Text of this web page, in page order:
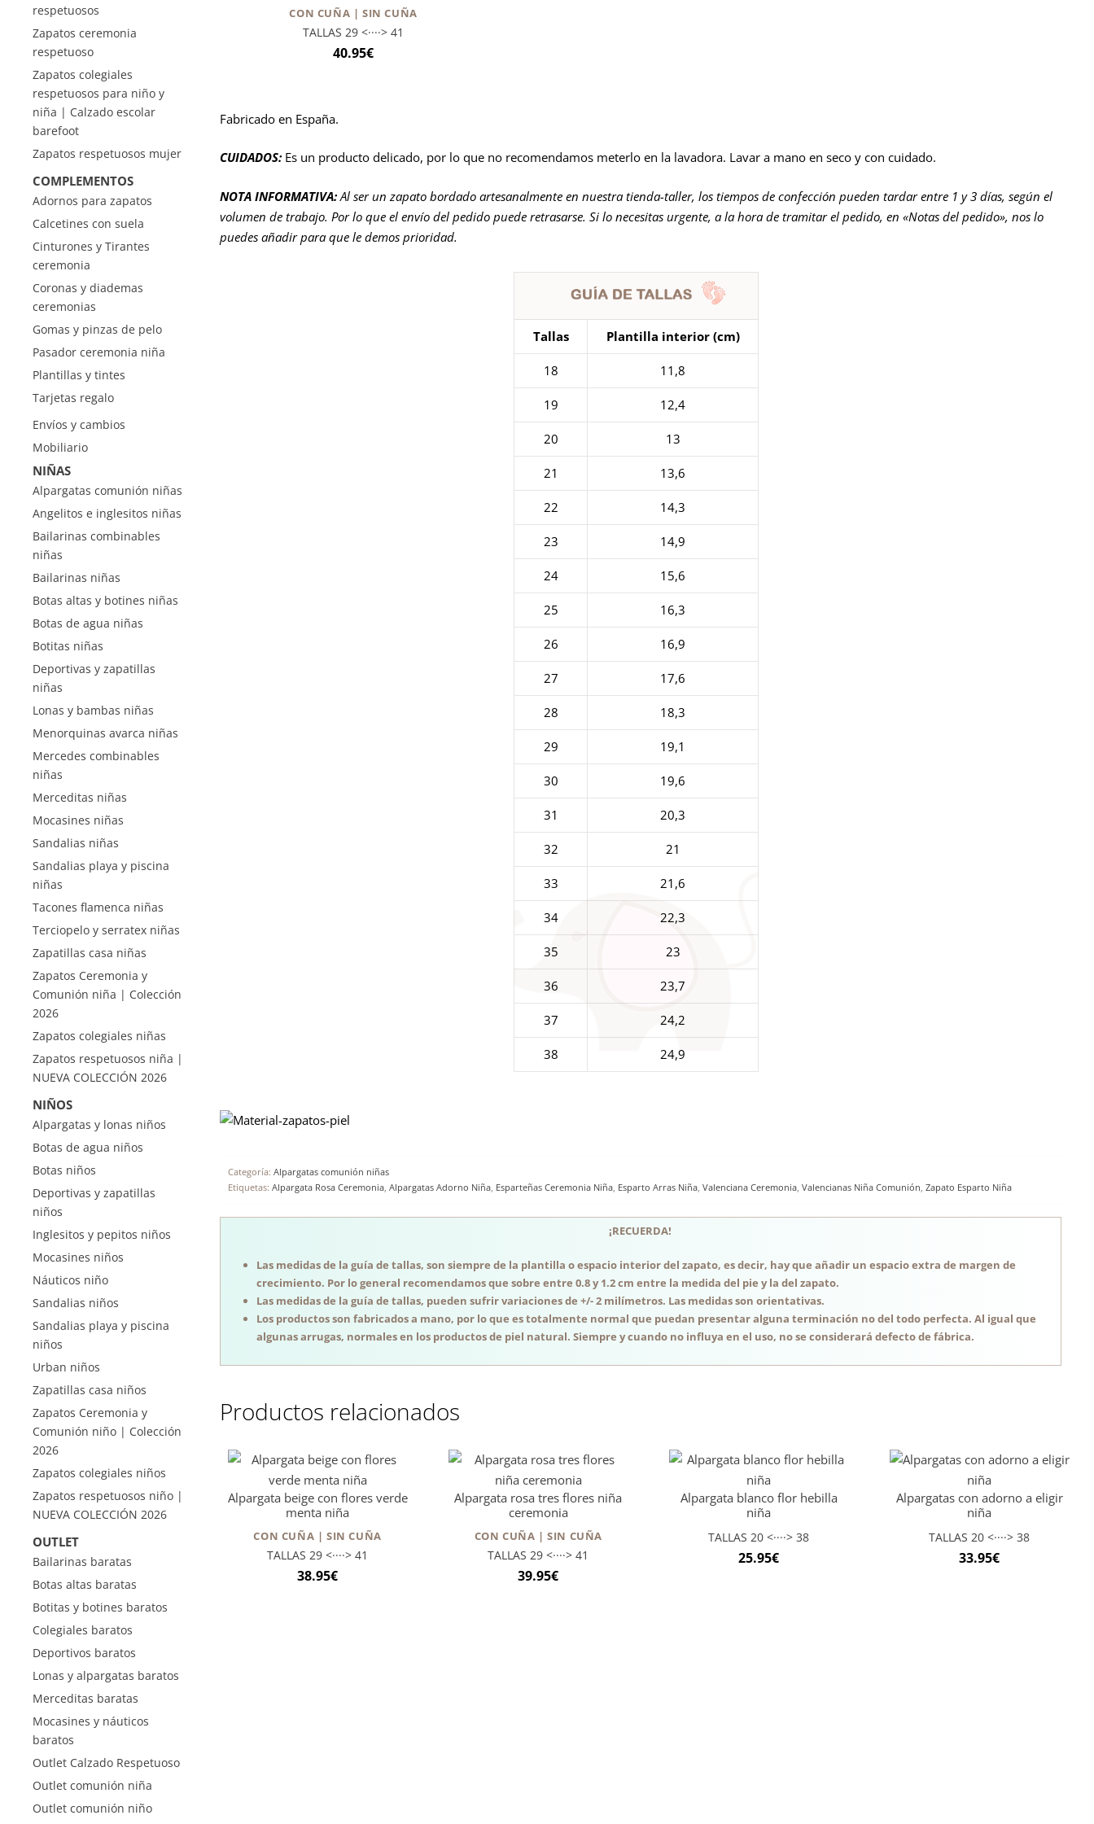
CON CUÑA | SIN CUÑA
TALLAS 29 <····> 41
40.95€
Fabricado en España.
CUIDADOS: Es un producto delicado, por lo que no recomendamos meterlo en la lavadora. Lavar a mano en seco y con cuidado.
NOTA INFORMATIVA: Al ser un zapato bordado artesanalmente en nuestra tienda-taller, los tiempos de confección pueden tardar entre 1 y 3 días, según el
volumen de trabajo. Por lo que el envío del pedido puede retrasarse. Si lo necesitas urgente, a la hora de tramitar el pedido, en «Notas del pedido», nos lo
puedes añadir para que le demos prioridad.
Tallas Plantilla interior (cm)
18 11,8
19 12,4
20 13
21 13,6
22 14,3
23 14,9
24 15,6
25 16,3
26 16,9
27 17,6
28 18,3
29 19,1
30 19,6
31 20,3
32 21
33 21,6
34 22,3
35 23
36 23,7
37 24,2
38 24,9
Categoría: Alpargatas comunión niñas
Etiquetas: Alpargata Rosa Ceremonia, Alpargatas Adorno Niña, Esparteñas Ceremonia Niña, Esparto Arras Niña, Valenciana Ceremonia, Valencianas Niña Comunión, Zapato Esparto Niña
¡RECUERDA!
Las medidas de la guía de tallas, son siempre de la plantilla o espacio interior del zapato, es decir, hay que añadir un espacio extra de margen de
crecimiento. Por lo general recomendamos que sobre entre 0.8 y 1.2 cm entre la medida del pie y la del zapato.
Las medidas de la guía de tallas, pueden sufrir variaciones de +/- 2 milímetros. Las medidas son orientativas.
Los productos son fabricados a mano, por lo que es totalmente normal que puedan presentar alguna terminación no del todo perfecta. Al igual que
algunas arrugas, normales en los productos de piel natural. Siempre y cuando no influya en el uso, no se considerará defecto de fábrica.
Productos relacionados
Alpargata beige con flores verde
menta niña
CON CUÑA | SIN CUÑA
TALLAS 29 <····> 41
38.95€
Alpargata rosa tres flores niña
ceremonia
CON CUÑA | SIN CUÑA
TALLAS 29 <····> 41
39.95€
Alpargata blanco flor hebilla
niña
TALLAS 20 <····> 38
25.95€
Alpargatas con adorno a eligir
niña
TALLAS 20 <····> 38
33.95€
respetuosos
Zapatos ceremonia
respetuoso
Zapatos colegiales
respetuosos para niño y
niña | Calzado escolar
barefoot
Zapatos respetuosos mujer
COMPLEMENTOS
Adornos para zapatos
Calcetines con suela
Cinturones y Tirantes
ceremonia
Coronas y diademas
ceremonias
Gomas y pinzas de pelo
Pasador ceremonia niña
Plantillas y tintes
Tarjetas regalo
Envíos y cambios
Mobiliario
NIÑAS
Alpargatas comunión niñas
Angelitos e inglesitos niñas
Bailarinas combinables
niñas
Bailarinas niñas
Botas altas y botines niñas
Botas de agua niñas
Botitas niñas
Deportivas y zapatillas
niñas
Lonas y bambas niñas
Menorquinas avarca niñas
Mercedes combinables
niñas
Merceditas niñas
Mocasines niñas
Sandalias niñas
Sandalias playa y piscina
niñas
Tacones flamenca niñas
Terciopelo y serratex niñas
Zapatillas casa niñas
Zapatos Ceremonia y
Comunión niña | Colección
2026
Zapatos colegiales niñas
Zapatos respetuosos niña |
NUEVA COLECCIÓN 2026
NIÑOS
Alpargatas y lonas niños
Botas de agua niños
Botas niños
Deportivas y zapatillas
niños
Inglesitos y pepitos niños
Mocasines niños
Náuticos niño
Sandalias niños
Sandalias playa y piscina
niños
Urban niños
Zapatillas casa niños
Zapatos Ceremonia y
Comunión niño | Colección
2026
Zapatos colegiales niños
Zapatos respetuosos niño |
NUEVA COLECCIÓN 2026
OUTLET
Bailarinas baratas
Botas altas baratas
Botitas y botines baratos
Colegiales baratos
Deportivos baratos
Lonas y alpargatas baratos
Merceditas baratas
Mocasines y náuticos
baratos
Outlet Calzado Respetuoso
Outlet comunión niña
Outlet comunión niño